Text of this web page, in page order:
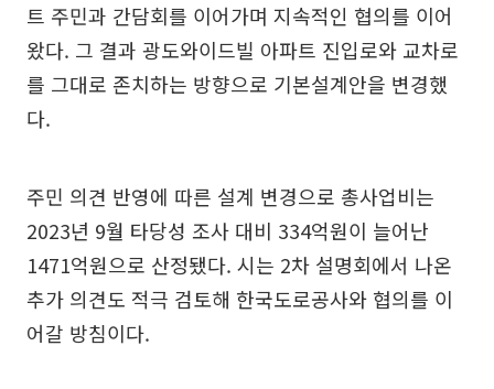
트 주민과 간담회를 이어가며 지속적인 협의를 이어
왔다. 그 결과 광도와이드빌 아파트 진입로와 교차로
를 그대로 존치하는 방향으로 기본설계안을 변경했
다.
주민 의견 반영에 따른 설계 변경으로 총사업비는
2023년 9월 타당성 조사 대비 334억원이 늘어난
1471억원으로 산정됐다. 시는 2차 설명회에서 나온
추가 의견도 적극 검토해 한국도로공사와 협의를 이
어갈 방침이다.